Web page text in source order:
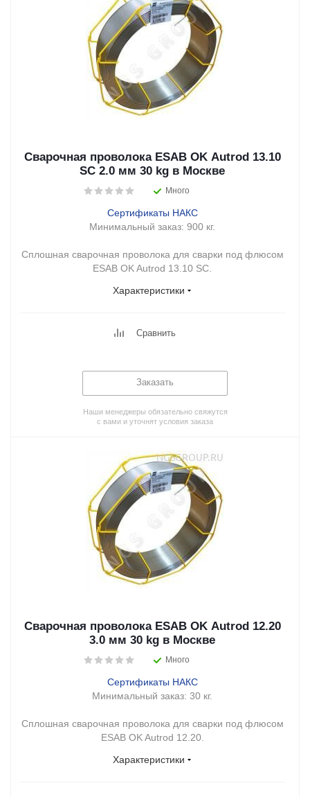
Сварочная проволока ESAB OK Autrod 13.10
SC 2.0 мм 30 kg в Москве
Много
Сертификаты НАКС
Минимальный заказ: 900 кг.
Сплошная сварочная проволока для сварки под флюсом
ESAB OK Autrod 13.10 SC.
Характеристики
Сравнить
Заказать
Наши менеджеры обязательно свяжутся
с вами и уточнят условия заказа
Сварочная проволока ESAB OK Autrod 12.20
3.0 мм 30 kg в Москве
Много
Сертификаты НАКС
Минимальный заказ: 30 кг.
Сплошная сварочная проволока для сварки под флюсом
ESAB OK Autrod 12.20.
Характеристики